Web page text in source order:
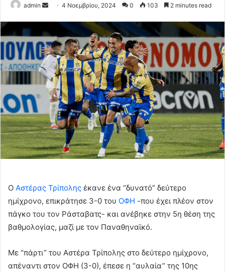
admin
Send4 Νοεμβρίου, 2024 0 103 2 minutes read
Ο Αστέρας Τρίπολης έκανε ένα “δυνατό” δεύτερο
ημίχρονο, επικράτησε 3-0 του ΟΦΗ -που έχει πλέον στον
πάγκο του τον Ράσταβατς- και ανέβηκε στην 5η θέση της
βαθμολογίας, μαζί με τον Παναθηναϊκό.
Με “πάρτι” του Αστέρα Τρίπολης στο δεύτερο ημίχρονο,
απέναντι στον ΟΦΗ (3-0), έπεσε η “αυλαία” της 10ης